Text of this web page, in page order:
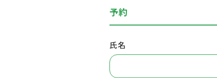
予約
氏名